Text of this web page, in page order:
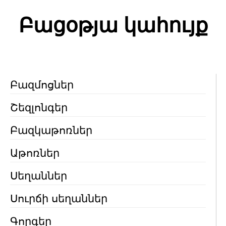
Բացօթյա կահույք
Բազմոցներ
Շեզլոնգեր
Բազկաթոռներ
Աթոռներ
Սեղաններ
Սուրճի սեղաններ
Գորգեր